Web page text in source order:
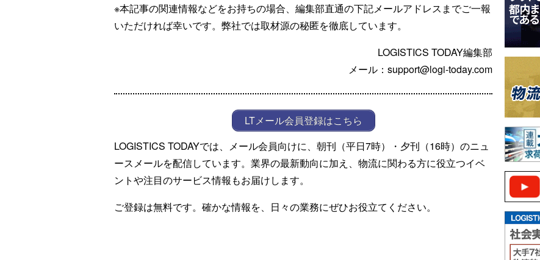
※本記事の関連情報などをお持ちの場合、編集部直通の下記メールアドレスまでご一報
いただければ幸いです。弊社では取材源の秘匿を徹底しています。
LOGISTICS TODAY編集部
メール：support@logi-today.com
LTメール会員登録はこちら
LOGISTICS TODAYでは、メール会員向けに、朝刊（平日7時）・夕刊（16時）のニュ
ースメールを配信しています。業界の最新動向に加え、物流に関わる方に役立つイベ
ントや注目のサービス情報もお届けします。
ご登録は無料です。確かな情報を、日々の業務にぜひお役立てください。